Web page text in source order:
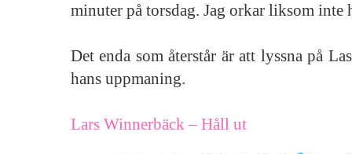
minuter på torsdag. Jag orkar liksom inte
Det enda som återstår är att lyssna på
hans uppmaning.
Lars Winnerbäck – Håll ut